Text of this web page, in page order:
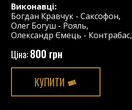
Виконавці:
Богдан Кравчук -Саксофон,
Олег Богуш - Рояль,
Олександр Ємець - Контрабас,
Ціна:800 грн
КУПИТИ